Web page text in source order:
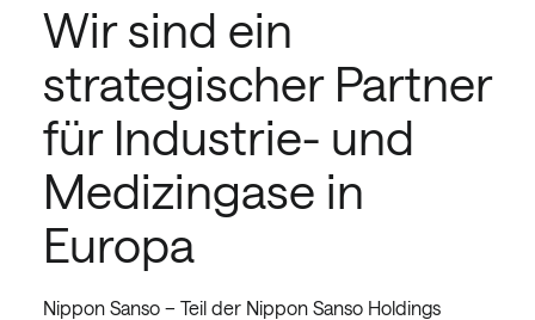
Wir sind ein
strategischer Partner
für Industrie- und
Medizingase in
Europa
Nippon Sanso – Teil der Nippon Sanso Holdings